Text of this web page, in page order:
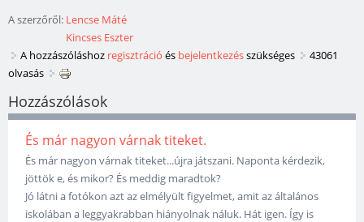
A szerzőről: Lencse Máté
Kincses Eszter
A hozzászóláshoz regisztráció és bejelentkezésszükséges
43061
olvasás
Hozzászólások
És már nagyon várnak titeket.
És már nagyon várnak titeket...újra játszani. Naponta kérdezik,
jöttök e, és mikor? És meddig maradtok?
Jó látni a fotókon azt az elmélyült figyelmet, amit az általános
iskolában a leggyakrabban hiányolnak náluk. Hát igen. Így is